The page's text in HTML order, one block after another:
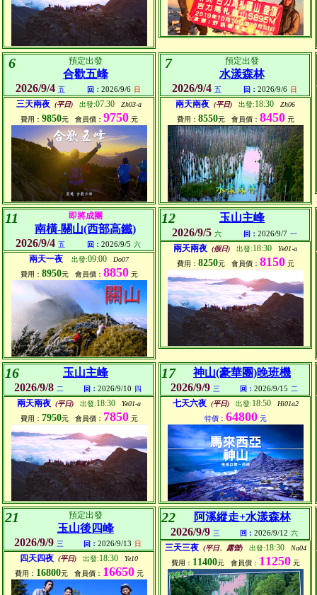
6 預定出發
合歡五峰
2026/9/4 五 回： 2026/9/6 日
三天兩夜 (平日) 出發:07:30
Zh03-a
費用： 9850元 會員價： 9750元
7 預定出發
水漾森林
2026/9/4 五 回： 2026/9/6 日
兩天兩夜 (平日) 出發:18:30
Zh06
費用： 8550元 會員價： 8450元
11 即將成團
南橫-關山(西部高鐵)
2026/9/4 五 回： 2026/9/5 六
兩天一夜 出發:09:00
Do07
費用： 8950元 會員價： 8850元
12
玉山主峰
2026/9/5 六 回： 2026/9/7 一
兩天兩夜 (假日) 出發:18:30
Ye01-a
費用： 8250元 會員價： 8150元
16
玉山主峰
2026/9/8 二 回： 2026/9/10 四
兩天兩夜 (平日) 出發:18:30
Ye01-a
費用： 7950元 會員價： 7850元
17
神山(豪華團)晚班機
2026/9/9 三 回： 2026/9/15 二
七天六夜 (平日) 出發:18:50
Hi01a2
特價： 64800元
21 預定出發
玉山後四峰
2026/9/9 三 回： 2026/9/13 日
四天四夜 (平日) 出發:18:30
Ye10
費用： 16800元 會員價： 16650元
22
阿溪縱走+水漾森林
2026/9/9 三 回： 2026/9/12 六
三天三夜 (平日、露營) 出發:18:30
Na04
費用： 11400元 會員價： 11250元